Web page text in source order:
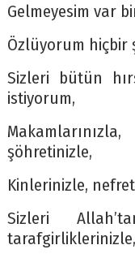
Gelmeyesim var
Özlüyorum hiçbir
Sizleri bütün
istiyorum,
şöhretinizle,
Kinlerinizle,
Sizleri
tarafgirliklerinizle,